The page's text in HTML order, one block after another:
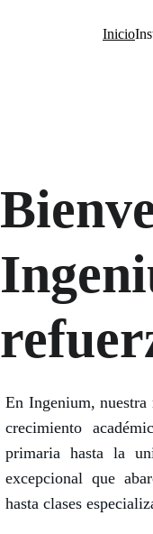
Inicio
En Ingenium,
crecimiento
primaria hasta la
excepcional que
hasta clases